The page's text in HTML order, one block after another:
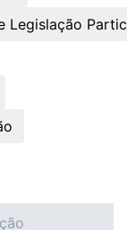
Legislação